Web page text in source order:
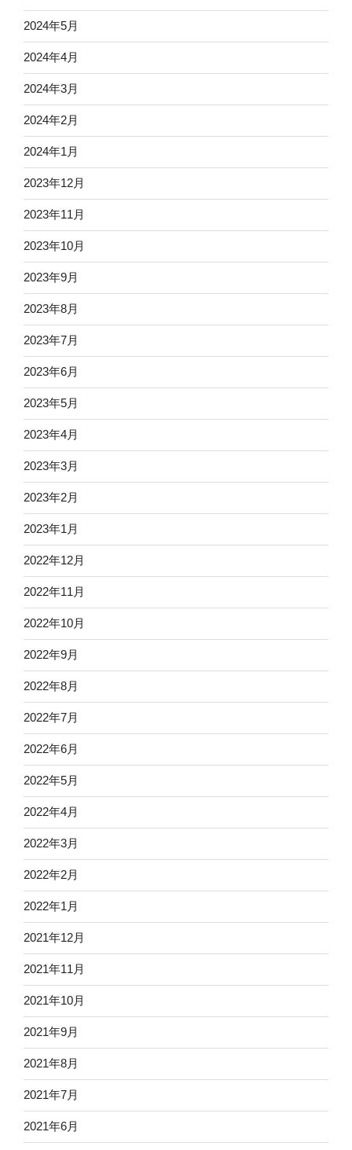
2024年5月
2024年4月
2024年3月
2024年2月
2024年1月
2023年12月
2023年11月
2023年10月
2023年9月
2023年8月
2023年7月
2023年6月
2023年5月
2023年4月
2023年3月
2023年2月
2023年1月
2022年12月
2022年11月
2022年10月
2022年9月
2022年8月
2022年7月
2022年6月
2022年5月
2022年4月
2022年3月
2022年2月
2022年1月
2021年12月
2021年11月
2021年10月
2021年9月
2021年8月
2021年7月
2021年6月